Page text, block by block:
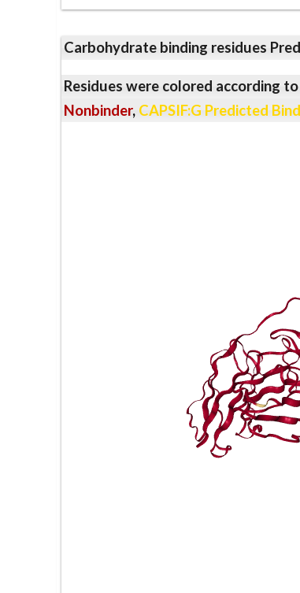
Carbohydrate binding residues
Residues were colored according
Nonbinder, CAPSIF:G Predicted